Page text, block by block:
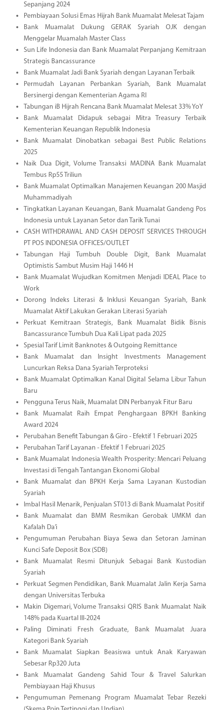
Sepanjang 2024
Pembiayaan Solusi Emas Hijrah Bank Muamalat Melesat Tajam
Bank Muamalat Dukung GERAK Syariah OJK dengan
Menggelar Muamalah Master Class
Sun Life Indonesia dan Bank Muamalat Perpanjang Kemitraan
Strategis Bancassurance
Bank Muamalat Jadi Bank Syariah dengan Layanan Terbaik
Permudah Layanan Perbankan Syariah, Bank Muamalat
Bersinergi dengan Kementerian Agama RI
Tabungan iB Hijrah Rencana Bank Muamalat Melesat 33% YoY
Bank Muamalat Didapuk sebagai Mitra Treasury Terbaik
Kementerian Keuangan Republik Indonesia
Bank Muamalat Dinobatkan sebagai Best Public Relations
2025
Naik Dua Digit, Volume Transaksi MADINA Bank Muamalat
Tembus Rp55 Triliun
Bank Muamalat Optimalkan Manajemen Keuangan 200 Masjid
Muhammadiyah
Tingkatkan Layanan Keuangan, Bank Muamalat Gandeng Pos
Indonesia untuk Layanan Setor dan Tarik Tunai
CASH WITHDRAWAL AND CASH DEPOSIT SERVICES THROUGH
PT POS INDONESIA OFFICES/OUTLET
Tabungan Haji Tumbuh Double Digit, Bank Muamalat
Optimistis Sambut Musim Haji 1446 H
Bank Muamalat Wujudkan Komitmen Menjadi IDEAL Place to
Work
Dorong Indeks Literasi & Inklusi Keuangan Syariah, Bank
Muamalat Aktif Lakukan Gerakan Literasi Syariah
Perkuat Kemitraan Strategis, Bank Muamalat Bidik Bisnis
Bancassurance Tumbuh Dua Kali Lipat pada 2025
Spesial Tarif Limit Banknotes & Outgoing Remittance
Bank Muamalat dan Insight Investments Management
Luncurkan Reksa Dana Syariah Terproteksi
Bank Muamalat Optimalkan Kanal Digital Selama Libur Tahun
Baru
Pengguna Terus Naik, Muamalat DIN Perbanyak Fitur Baru
Bank Muamalat Raih Empat Penghargaan BPKH Banking
Award 2024
Perubahan Benefit Tabungan & Giro - Efektif 1 Februari 2025
Perubahan Tarif Layanan - Efektif 1 Februari 2025
Bank Muamalat Indonesia Wealth Prosperity: Mencari Peluang
Investasi di Tengah Tantangan Ekonomi Global
Bank Muamalat dan BPKH Kerja Sama Layanan Kustodian
Syariah
Imbal Hasil Menarik, Penjualan ST013 di Bank Muamalat Positif
Bank Muamalat dan BMM Resmikan Gerobak UMKM dan
Kafalah Da’i
Pengumuman Perubahan Biaya Sewa dan Setoran Jaminan
Kunci Safe Deposit Box (SDB)
Bank Muamalat Resmi Ditunjuk Sebagai Bank Kustodian
Syariah
Perkuat Segmen Pendidikan, Bank Muamalat Jalin Kerja Sama
dengan Universitas Terbuka
Makin Digemari, Volume Transaksi QRIS Bank Muamalat Naik
148% pada Kuartal III-2024
Paling Diminati Fresh Graduate, Bank Muamalat Juara
Kategori Bank Syariah
Bank Muamalat Siapkan Beasiswa untuk Anak Karyawan
Sebesar Rp320 Juta
Bank Muamalat Gandeng Sahid Tour & Travel Salurkan
Pembiayaan Haji Khusus
Pengumuman Pemenang Program Muamalat Tebar Rezeki